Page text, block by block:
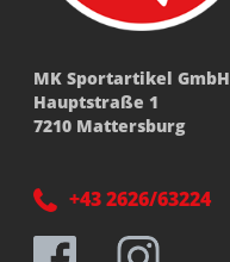
MK Sportartikel GmbH
Hauptstraße 1
7210 Mattersburg
+43 2626/63224